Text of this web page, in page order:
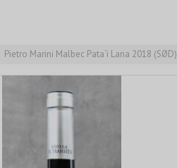
Pietro Marini Malbec Pata´i Lana 2018 (SØD)